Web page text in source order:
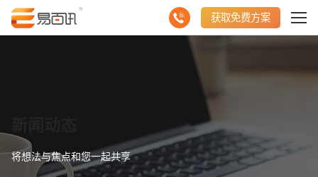
获取免费方案
将想法与焦点和您一起共享